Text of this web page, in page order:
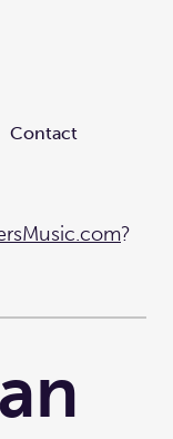
Contact
?